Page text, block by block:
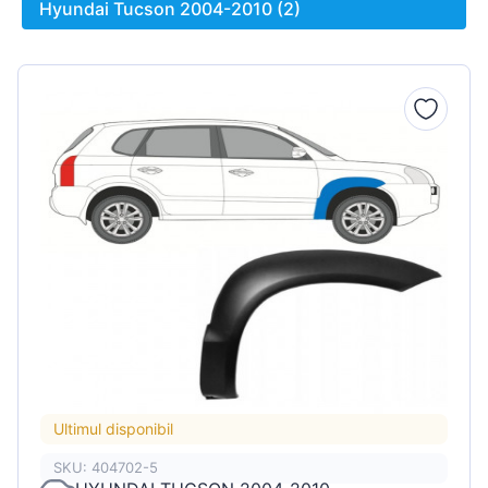
Hyundai Tucson 2004-2010 (2)
Ultimul disponibil
SKU: 404702-5